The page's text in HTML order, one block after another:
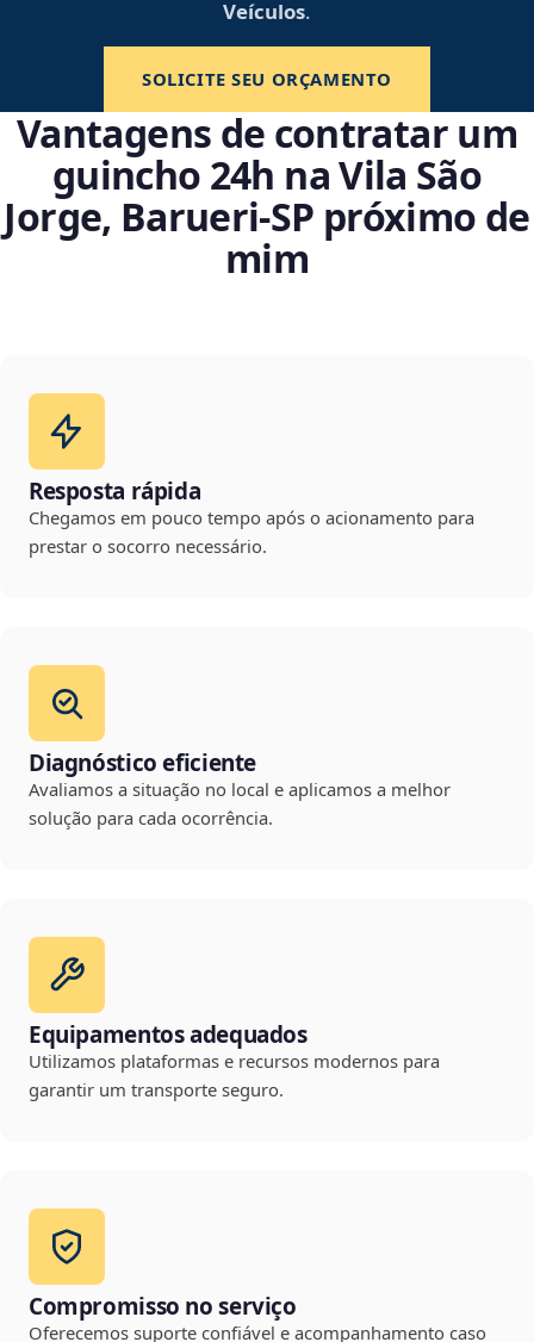
Veículos.
SOLICITE SEU ORÇAMENTO
Vantagens de contratar um
guincho 24h na Vila São
Jorge, Barueri‑SP próximo de
mim
Resposta rápida
Chegamos em pouco tempo após o acionamento para
prestar o socorro necessário.
Diagnóstico eficiente
Avaliamos a situação no local e aplicamos a melhor
solução para cada ocorrência.
Equipamentos adequados
Utilizamos plataformas e recursos modernos para
garantir um transporte seguro.
Compromisso no serviço
Oferecemos suporte confiável e acompanhamento caso